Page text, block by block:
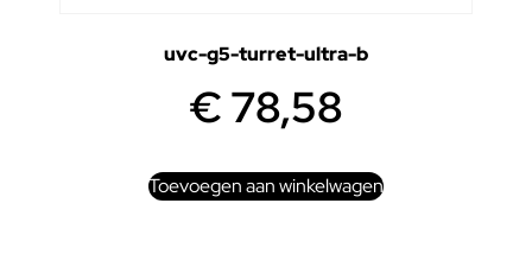
uvc-g5-turret-ultra-b
€78,58
Toevoegen aan winkelwagen